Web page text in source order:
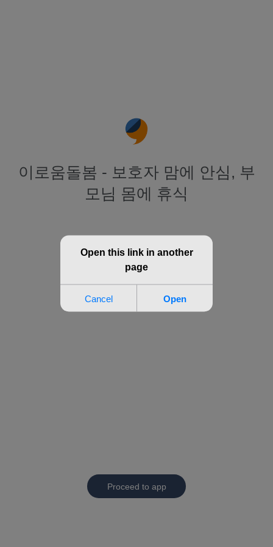
이로움돌봄 - 보호자 맘에 안심, 부
모님 몸에 휴식
Proceed to app